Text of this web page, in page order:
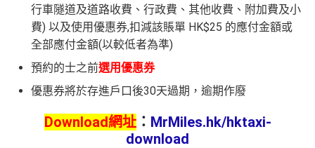
行車隧道及道路收費、行政費、其他收費、附加費及小
費) 以及使用優惠券,扣減該賬單 HK$25 的應付金額或
全部應付金額(以較低者為準)
預約的士之前選用優惠券
優惠券將於存進戶口後30天過期，逾期作廢
Download網址： MrMiles.hk/hktaxi-
download